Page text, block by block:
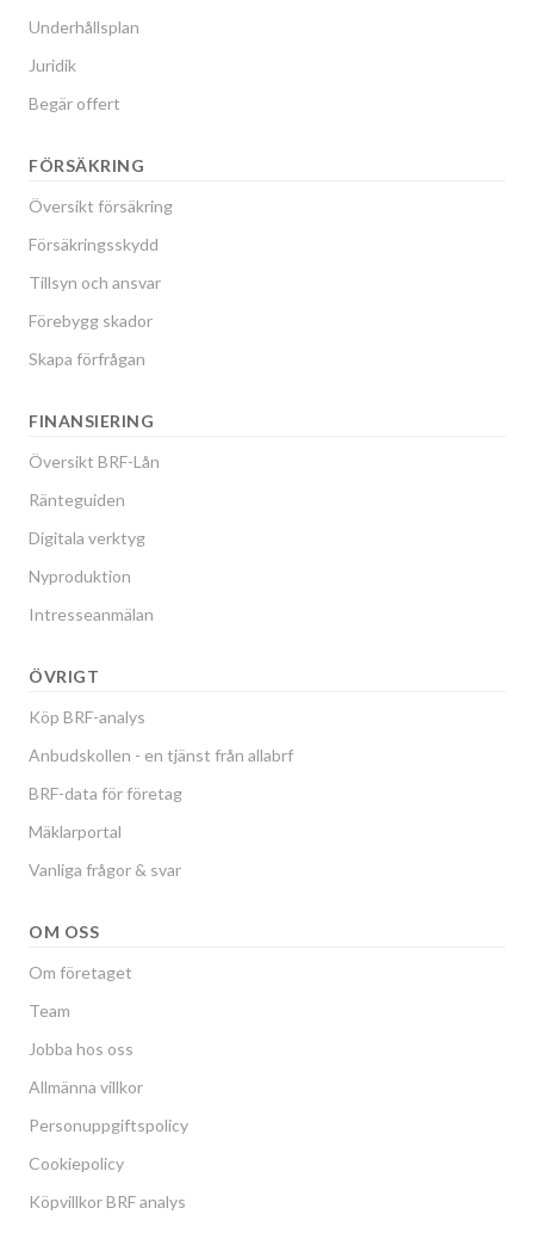
Underhållsplan
Juridik
Begär offert
FÖRSÄKRING
Översikt försäkring
Försäkringsskydd
Tillsyn och ansvar
Förebygg skador
Skapa förfrågan
FINANSIERING
Översikt BRF-Lån
Ränteguiden
Digitala verktyg
Nyproduktion
Intresseanmälan
ÖVRIGT
Köp BRF-analys
Anbudskollen - en tjänst från allabrf
BRF-data för företag
Mäklarportal
Vanliga frågor & svar
OM OSS
Om företaget
Team
Jobba hos oss
Allmänna villkor
Personuppgiftspolicy
Cookiepolicy
Köpvillkor BRF analys